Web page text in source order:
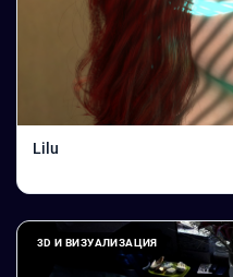
Lilu
3D И ВИЗУАЛИЗАЦИЯ